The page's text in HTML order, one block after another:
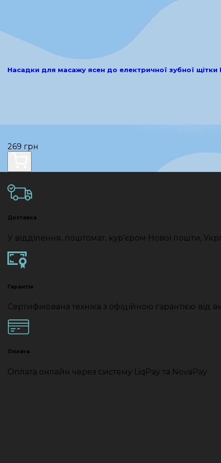
Насадки для масажу ясен до електричної зубної щітки
269 грн
Доставка
У відділення, поштомат, кур’єром Нової пошти,
Гарантія
Сертифікована техніка з офіційною гарантією від
Оплата
Оплата онлайн через систему LiqPay та NovaPay